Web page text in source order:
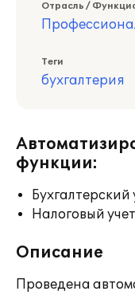
Отрасль /
Теги
бухгалтерия
функции:
Бухгалтерский
Налоговый учет
Описание
Проведена